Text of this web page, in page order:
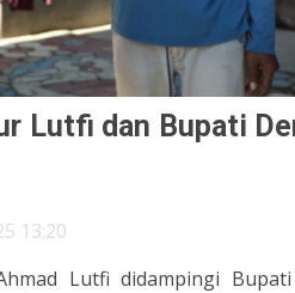
Lutfi dan Bupati
13:20
Lutfi didampingi Bupati